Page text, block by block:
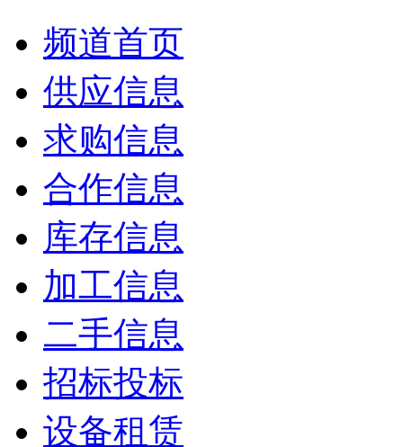
频道首页
供应信息
求购信息
合作信息
库存信息
加工信息
二手信息
招标投标
设备租赁